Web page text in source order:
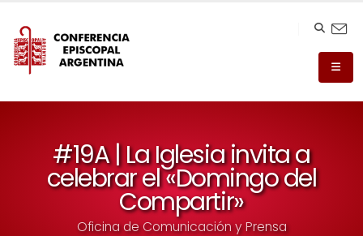
#19A | La Iglesia invita a
celebrar el «Domingo del
Compartir»
Oficina de Comunicación y Prensa